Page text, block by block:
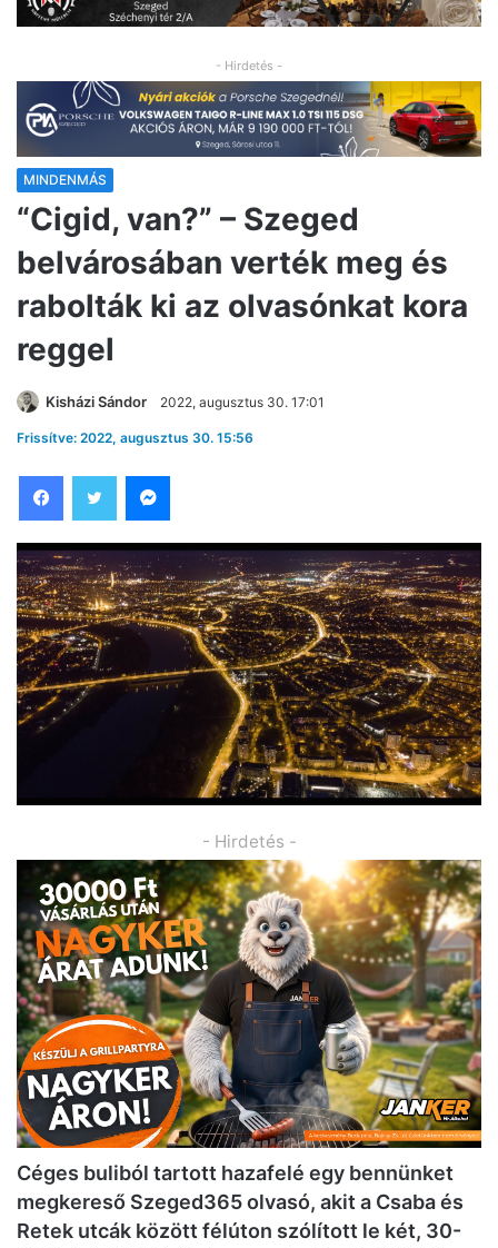
- Hirdetés -
MINDENMÁS
“Cigid, van?” – Szeged
belvárosában verték meg és
rabolták ki az olvasónkat kora
reggel
Kisházi Sándor 2022, augusztus 30. 17:01
Frissítve: 2022, augusztus 30. 15:56
- Hirdetés -
Céges buliból tartott hazafelé egy bennünket
megkereső Szeged365 olvasó, akit a Csaba és
Retek utcák között félúton szólított le két, 30-